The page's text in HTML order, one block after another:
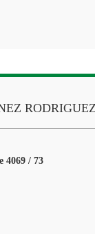
4069 / 73